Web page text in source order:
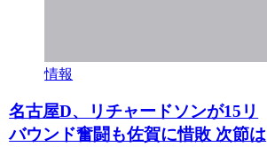
情報
名古屋D、リチャードソンが15リ
バウンド奮闘も佐賀に惜敗 次節は